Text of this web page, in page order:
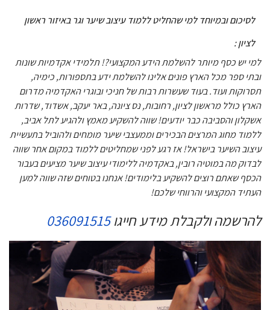
לסיכום ובמיוחד למי שהחליט ללמוד עיצוב שיער וגר באיזור ראשון
לציון :
למי יש כסף מיותר להשלמת הידע המקצועי?! תלמידי אקדמיות שונות
ובתי ספר מכל הארץ פונים אלינו להשלמת ידע בתספורות, כימיה,
תסרוקות ועוד. בעוד שעשרות רבות של חניכי ובוגרי האקדמיה מדרום
הארץ כולל מראשון לציון, רחובות, נס ציונה, באר יעקב, אשדוד, שדרות
אשקלון והסביבה כבר יודעים! שווה להשקיע מאמץ ולהגיע לתל אביב,
ללמוד מחוג המרצים הבכירים וממעצבי שיער מומחים ולהוביל בתעשיית
עיצוב השיער בישראל! אז רגע לפני שמחליטים ללמוד במקום אחר שווה
לבדוק מה במוטיה רובין, באקדמיה ללימודי עיצוב שיער מציעים בעבור
הכסף שאתם רוצים להשקיע בלימודים! אנחנו בטוחים שזה שווה למען
העתיד המקצועי והרווחי שלכם!
להרשמה ולקבלת מידע חייגו036091515